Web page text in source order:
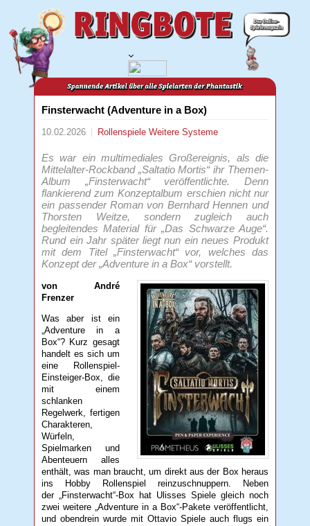
Finsterwacht (Adventure in a Box)
10.02.2026 RollenspieleWeitere Systeme
Es war ein multimediales Großereignis, als die
Mittelalter-Rockband „Saltatio Mortis“ ihr Themen-
Album „Finsterwacht“ veröffentlichte. Denn
flankierend zum Konzeptalbum erschien nicht nur
ein passender Roman von Bernhard Hennen und
Thorsten Weitze, sondern zugleich auch
begleitendes Material für „Das Schwarze Auge“.
Rund ein Jahr später liegt nun ein neues Produkt
mit dem Titel „Finsterwacht“ vor, welches das
Konzept der „Adventure in a Box“ vorstellt.
von André
Frenzer
Was aber ist ein
„Adventure in a
Box“? Kurz gesagt
handelt es sich um
eine Rollenspiel-
Einsteiger-Box, die
mit einem
schlanken
Regelwerk, fertigen
Charakteren,
Würfeln,
Spielmarken und
Abenteuern alles
enthält, was man braucht, um direkt aus der Box heraus
ins Hobby Rollenspiel reinzuschnuppern. Neben
der „Finsterwacht“-Box hat Ulisses Spiele gleich noch
zwei weitere „Adventure in a Box“-Pakete veröffentlicht,
und obendrein wurde mit Ottavio Spiele auch flugs ein